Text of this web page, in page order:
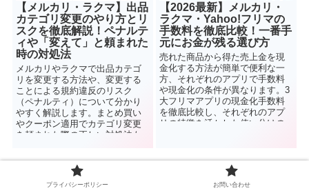
【メルカリ・ラクマ】出品
カテゴリ変更のやり方とリ
スクを徹底解説！ペナルテ
ィや「変えて」と頼まれた
時の対処法
メルカリやラクマで出品カテゴ
リを変更する方法や、変更する
ことによる規約違反のリスク
（ペナルティ）について分かり
やすく解説します。まとめ買い
やクーポン適用でカテゴリ変更
を頼まれた際の正しい対処法も
【2026最新】メルカリ・
ラクマ・Yahoo!フリマの
手数料を徹底比較！一番手
元にお金が残る選び方
売れた商品から得た売上金を現
金化する方法が簡単で便利な一
方、それぞれのアプリで手数料
や現金化の条件が異なります。3
大フリマアプリの現金化手数料
を徹底比較し、それぞれのアプ
リの特徴を活かした使い分けの
プライバシーポリシー お問い合わせ